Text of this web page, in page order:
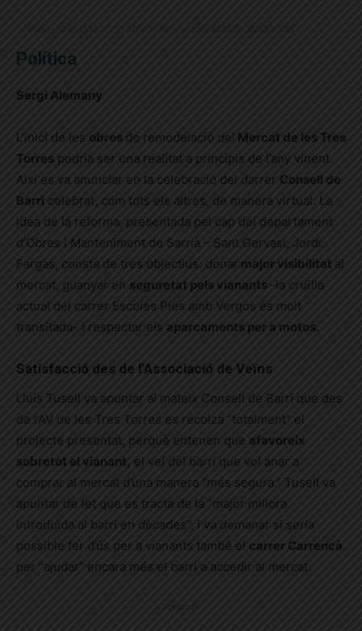
Política
Sergi Alemany
L’inici de les obres de remodelació del Mercat de les Tres
Torres podria ser una realitat a principis de l’any vinent.
Així es va anunciar en la celebració del darrer
Consell de
Barri celebrat, com tots els altres, de manera virtual. La
idea de la reforma, presentada pel cap del departament
d’Obres i Manteniment de Sarrià – Sant Gervasi, Jordi
Fargas, consta de tres objectius: donar major visibilitat al
mercat, guanyar en seguretat pels vianants -la cruïlla
actual del carrer Escoles Pies amb Vergós és molt
transitada- i respectar els aparcaments per a motos.
Satisfacció des de l’Associació de Veïns
Lluís Tusell va apuntar al mateix Consell de Barri que des
de l’AV de les Tres Torres es recolza “totalment” el
projecte presentat, perquè entenen que afavoreix
sobretot el vianant, el veí del barri que vol anar a
comprar al mercat d’una manera “més segura.” Tusell va
apuntar de fet que es tracta de la “major millora
introduïda al barri en dècades”, i va demanar si seria
possible fer d’ús per a vianants també el carrer Carrencà
per “ajudar” encara més el barri a accedir al mercat.